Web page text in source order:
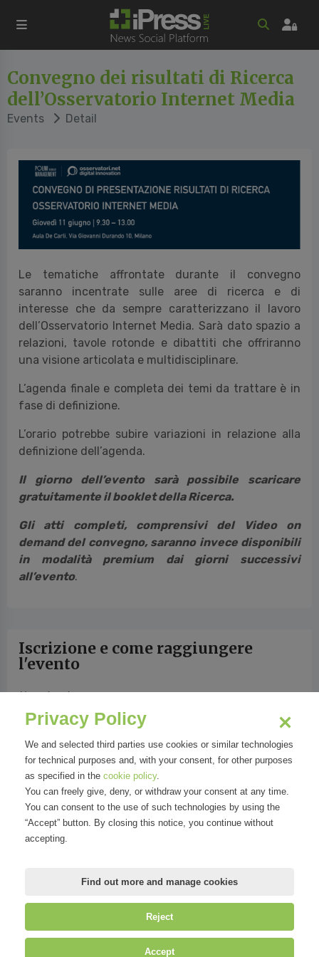
Convegno dei risultati di Ricerca
dell’Osservatorio Internet Media
Events Detail
Le tematiche affrontate durante il convegno
saranno incentrate sulle aree di ricerca e di
interesse che da sempre caratterizzano il lavoro
dell’Osservatorio Internet Media. Sarà dato spazio a
relazioni, tavole rotonde e dibattiti che offriranno
una visione articolata e multidisciplinare.
L’agenda finale e completa dei temi da trattare è in
fase di definizione.
L’orario potrebbe subire variazioni in relazione alla
definizione dell’agenda.
Il giorno dell’evento sarà possibile scaricare
gratuitamente il booklet della Ricerca.
Gli atti completi, comprensivi del Video on
demand del convegno, saranno invece disponibili
in modalità premium dai giorni successivi
all’evento.
Iscrizione e come raggiungere
l'evento
09:30 - 13:00
E-mail di riferimento osservatori@mirandola.net
Aula de Carli - Via Giovanni Durando, 10, 20158
Milano MI, Italia
Mirandola Comunicazione S.r.l.
| P.IVA IT09580130962 | Cap. Soc.
Privacy Policy
We and selected third parties use cookies or similar technologies
for technical purposes and, with your consent, for other purposes
as specified in the cookie policy.
You can freely give, deny, or withdraw your consent at any time.
You can consent to the use of such technologies by using the
“Accept” button. By closing this notice, you continue without
accepting.
Find out more and manage cookies
Reject
Accept